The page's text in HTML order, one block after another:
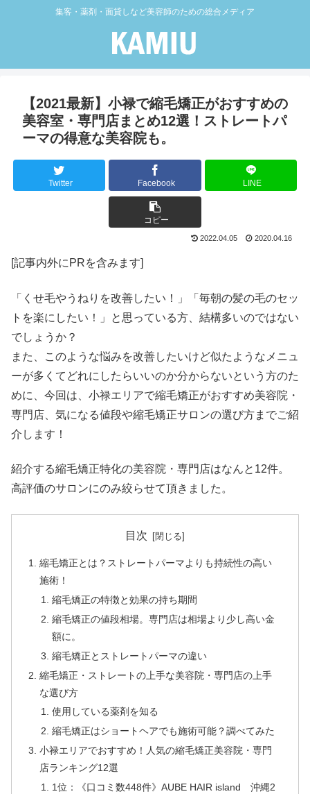
集客・薬剤・面貸しなど美容師のための総合メディア
【2021最新】小禄で縮毛矯正がおすすめの
美容室・専門店まとめ12選！ストレートパ
ーマの得意な美容院も。
Twitter Facebook LINE
コピー
2022.04.05 2020.04.16
[記事内外にPRを含みます]
「くせ毛やうねりを改善したい！」「毎朝の髪の毛のセッ
トを楽にしたい！」と思っている方、結構多いのではない
でしょうか？
また、このような悩みを改善したいけど似たようなメニュ
ーが多くてどれにしたらいいのか分からないという方のた
めに、今回は、小禄エリアで縮毛矯正がおすすめ美容院・
専門店、気になる値段や縮毛矯正サロンの選び方までご紹
介します！
紹介する縮毛矯正特化の美容院・専門店はなんと12件。
高評価のサロンにのみ絞らせて頂きました。
目次
縮毛矯正とは？ストレートパーマよりも持続性の高い
施術！
縮毛矯正の特徴と効果の持ち期間
縮毛矯正の値段相場。専門店は相場より少し高い金
額に。
縮毛矯正とストレートパーマの違い
縮毛矯正・ストレートの上手な美容院・専門店の上手
な選び方
使用している薬剤を知る
縮毛矯正はショートヘアでも施術可能？調べてみた
小禄エリアでおすすめ！人気の縮毛矯正美容院・専門
店ランキング12選
1位：《口コミ数448件》AUBE HAIR island 沖縄2